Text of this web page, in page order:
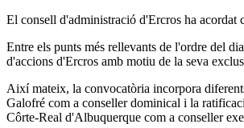
El consell d'administració d'Ercros ha acordat
Entre els punts més rellevants de l'ordre del
d'accions d'Ercros amb motiu de la seva
Així mateix, la convocatòria incorpora
Galofré com a conseller dominical i la
Côrte-Real d'Albuquerque com a conseller